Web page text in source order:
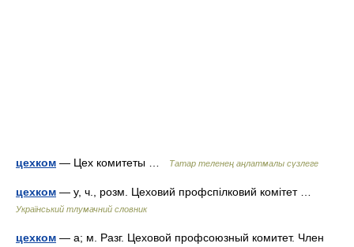
цехком — Цех комитеты … Татар теленең аңлатмалы сүзлеге
цехком — у, ч., розм. Цеховий профспілковий комітет …
Український тлумачний словник
цехком — а; м. Разг. Цеховой профсоюзный комитет. Член